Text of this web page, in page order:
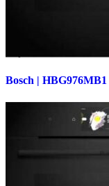
Bosch |